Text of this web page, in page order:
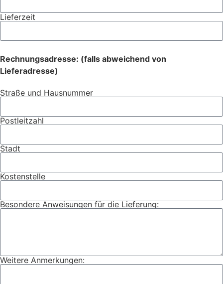
Lieferzeit
Rechnungsadresse: (falls abweichend von
Lieferadresse)
Straße und Hausnummer
Postleitzahl
Stadt
Kostenstelle
Besondere Anweisungen für die Lieferung:
Weitere Anmerkungen: